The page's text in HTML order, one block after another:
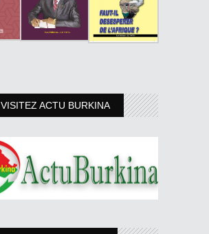
VISITEZ ACTU BURKINA